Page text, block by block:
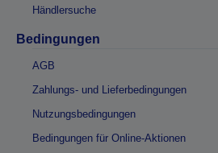
Händlersuche
Bedingungen
AGB
Zahlungs- und Lieferbedingungen
Nutzungsbedingungen
Bedingungen für Online-Aktionen